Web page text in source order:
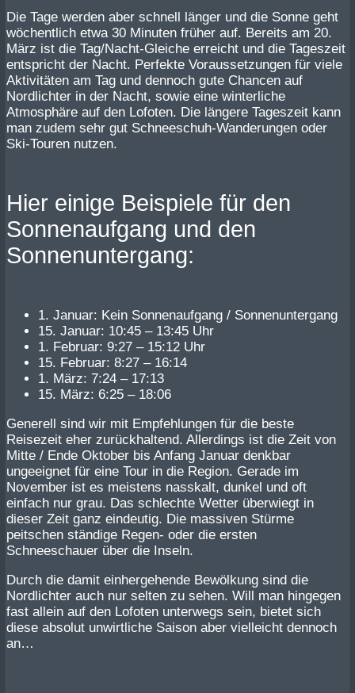
Die Tage werden aber schnell länger und die Sonne geht
wöchentlich etwa 30 Minuten früher auf. Bereits am 20.
März ist die Tag/Nacht-Gleiche erreicht und die Tageszeit
entspricht der Nacht. Perfekte Voraussetzungen für viele
Aktivitäten am Tag und dennoch gute Chancen auf
Nordlichter in der Nacht, sowie eine winterliche
Atmosphäre auf den Lofoten. Die längere Tageszeit kann
man zudem sehr gut Schneeschuh-Wanderungen oder
Ski-Touren nutzen.
Hier einige Beispiele für den
Sonnenaufgang und den
Sonnenuntergang:
1. Januar: Kein Sonnenaufgang / Sonnenuntergang
15. Januar: 10:45 – 13:45 Uhr
1. Februar: 9:27 – 15:12 Uhr
15. Februar: 8:27 – 16:14
1. März: 7:24 – 17:13
15. März: 6:25 – 18:06
Generell sind wir mit Empfehlungen für die beste
Reisezeit eher zurückhaltend. Allerdings ist die Zeit von
Mitte / Ende Oktober bis Anfang Januar denkbar
ungeeignet für eine Tour in die Region. Gerade im
November ist es meistens nasskalt, dunkel und oft
einfach nur grau. Das schlechte Wetter überwiegt in
dieser Zeit ganz eindeutig. Die massiven Stürme
peitschen ständige Regen- oder die ersten
Schneeschauer über die Inseln.
Durch die damit einhergehende Bewölkung sind die
Nordlichter auch nur selten zu sehen. Will man hingegen
fast allein auf den Lofoten unterwegs sein, bietet sich
diese absolut unwirtliche Saison aber vielleicht dennoch
an…